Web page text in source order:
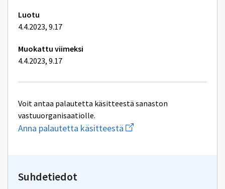
Luotu
4.4.2023, 9.17
Muokattu viimeksi
4.4.2023, 9.17
Voit antaa palautetta käsitteestä sanaston
vastuuorganisaatiolle.
Anna palautetta käsitteestä Aloita
uuden
Suhdetiedot